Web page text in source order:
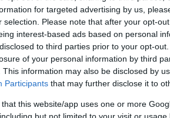
for targeted advertising by us,
selection. Please note that after your opt-
interest-based ads based on personal
to third parties prior to your opt-
of your personal information by third
This information may also be disclosed by
Participants that may further disclose it to
that this website/app uses one or more
but not limited to your visit or
Η Ψηφιακή Κάρτα
της προσέλευσης και της
αποτελώντας εγγύηση για το
της Ψηφιακής Κάρτας
μάρκετ που απασχολούν
επιχειρήσεις θα